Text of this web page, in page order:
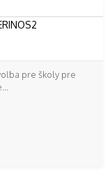
pre školy pre